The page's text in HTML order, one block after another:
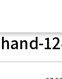
hand-